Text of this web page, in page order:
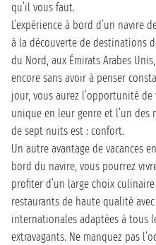
qu’il vous faut.
L’expérience à bord d’un navire
à la découverte de destinations
du Nord, aux Émirats Arabes
encore sans avoir à penser
jour, vous aurez l’opportunité
unique en leur genre et l’un des
de sept nuits est : confort.
Un autre avantage de vacances
bord du navire, vous pourrez
profiter d’un large choix
restaurants de haute qualité
internationales adaptées à tous
extravagants. Ne manquez pas